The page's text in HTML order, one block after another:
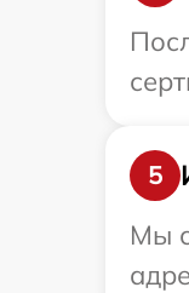
5
Мы